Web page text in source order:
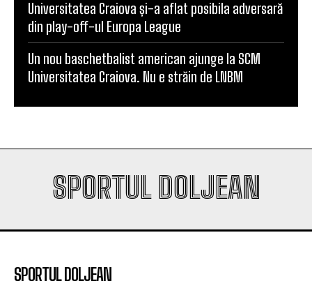
Universitatea Craiova și-a aflat posibila adversară
din play-off-ul Europa League
Un nou baschetbalist american ajunge la SCM
Universitatea Craiova. Nu e străin de LNBM
SPORTUL DOLJEAN
SPORTUL DOLJEAN